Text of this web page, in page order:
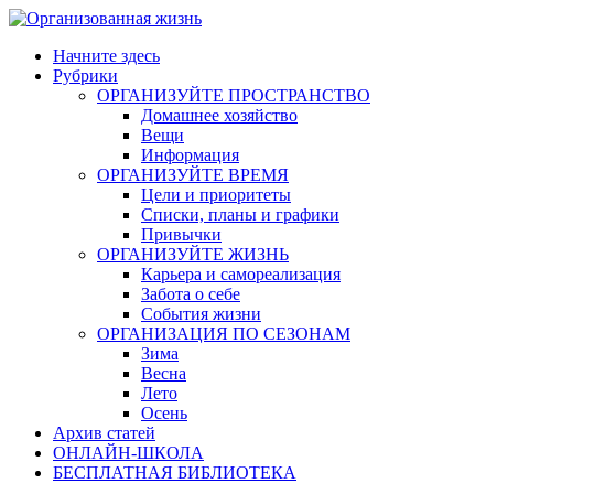
Skip
contentНачните здесь
Рубрики
ОРГАНИЗУЙТЕ ПРОСТРАНСТВО
Домашнее хозяйство
Вещи
Информация
ОРГАНИЗУЙТЕ ВРЕМЯ
Цели и приоритеты
Списки, планы и графики
Привычки
ОРГАНИЗУЙТЕ ЖИЗНЬ
Карьера и самореализация
Забота о себе
События жизни
ОРГАНИЗАЦИЯ ПО СЕЗОНАМ
Зима
Весна
Лето
Осень
Архив статей
ОНЛАЙН-ШКОЛА
БЕСПЛАТНАЯ БИБЛИОТЕКА